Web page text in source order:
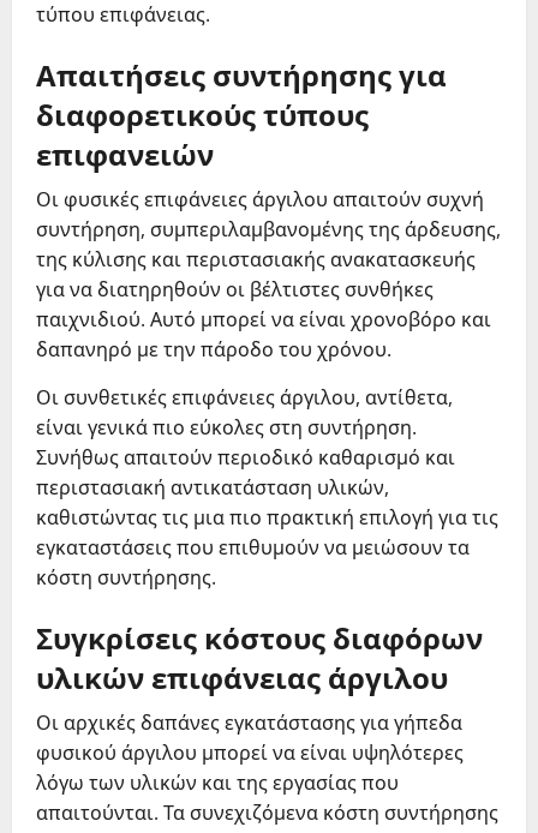
τύπου επιφάνειας.
Απαιτήσεις συντήρησης για
διαφορετικούς τύπους
επιφανειών
Οι φυσικές επιφάνειες άργιλου απαιτούν συχνή
συντήρηση, συμπεριλαμβανομένης της άρδευσης,
της κύλισης και περιστασιακής ανακατασκευής
για να διατηρηθούν οι βέλτιστες συνθήκες
παιχνιδιού. Αυτό μπορεί να είναι χρονοβόρο και
δαπανηρό με την πάροδο του χρόνου.
Οι συνθετικές επιφάνειες άργιλου, αντίθετα,
είναι γενικά πιο εύκολες στη συντήρηση.
Συνήθως απαιτούν περιοδικό καθαρισμό και
περιστασιακή αντικατάσταση υλικών,
καθιστώντας τις μια πιο πρακτική επιλογή για τις
εγκαταστάσεις που επιθυμούν να μειώσουν τα
κόστη συντήρησης.
Συγκρίσεις κόστους διαφόρων
υλικών επιφάνειας άργιλου
Οι αρχικές δαπάνες εγκατάστασης για γήπεδα
φυσικού άργιλου μπορεί να είναι υψηλότερες
λόγω των υλικών και της εργασίας που
απαιτούνται. Τα συνεχιζόμενα κόστη συντήρησης